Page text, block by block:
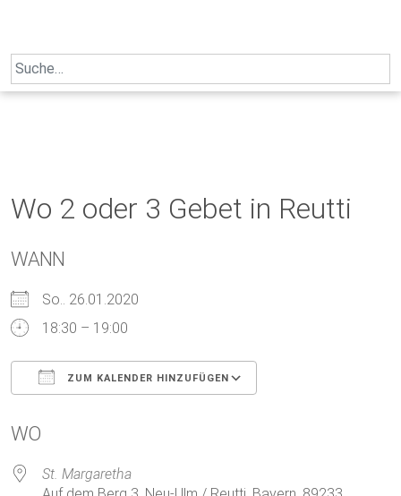
Search
for:
Wo 2 oder 3 Gebet in Reutti
WANN
So.. 26.01.2020
18:30 – 19:00
ZUM KALENDER HINZUFÜGEN
WO
St. Margaretha